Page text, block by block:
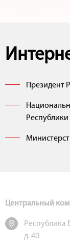
Президент
Центральный
Республика
д. 40